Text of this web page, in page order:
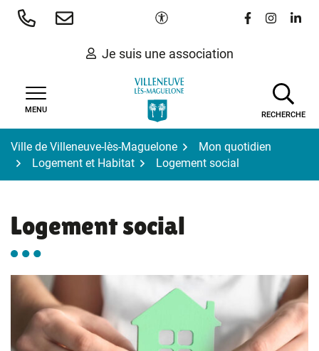
Aller
Paramètres d'accessibilité
Lien vers le
Lien vers
Lien
Je suis une association
MENU
RECHERCHE
Ville de Villeneuve-lès-Maguelone
Mon quotidien
Logement et Habitat
Logement social
Logement social